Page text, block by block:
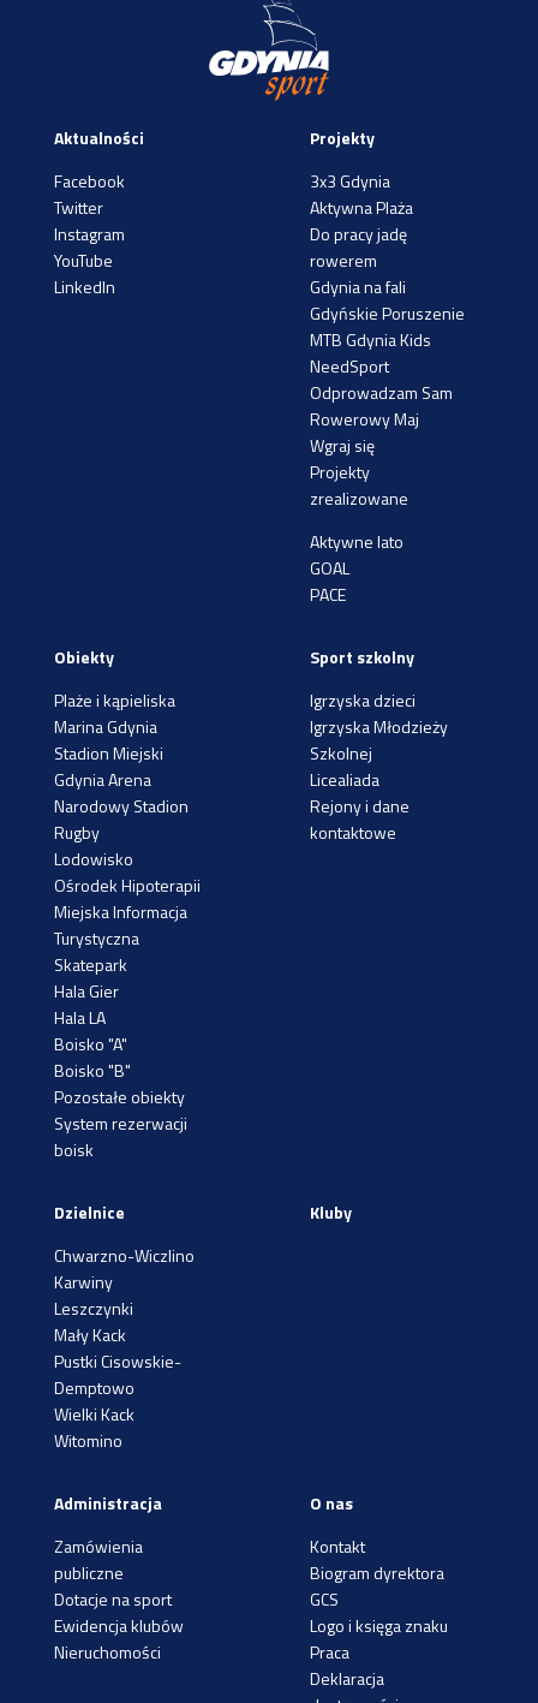
Aktualności
Facebook
Twitter
Instagram
YouTube
LinkedIn
Projekty
3x3 Gdynia
Aktywna Plaża
Do pracy jadę
rowerem
Gdynia na fali
Gdyńskie Poruszenie
MTB Gdynia Kids
NeedSport
Odprowadzam Sam
Rowerowy Maj
Wgraj się
Projekty
zrealizowane
Aktywne lato
GOAL
PACE
Obiekty
Plaże i kąpieliska
Marina Gdynia
Stadion Miejski
Gdynia Arena
Narodowy Stadion
Rugby
Lodowisko
Ośrodek Hipoterapii
Miejska Informacja
Turystyczna
Skatepark
Hala Gier
Hala LA
Boisko "A"
Boisko "B"
Pozostałe obiekty
System rezerwacji
boisk
Sport szkolny
Igrzyska dzieci
Igrzyska Młodzieży
Szkolnej
Licealiada
Rejony i dane
kontaktowe
Dzielnice
Chwarzno-Wiczlino
Karwiny
Leszczynki
Mały Kack
Pustki Cisowskie-
Demptowo
Wielki Kack
Witomino
Kluby
Administracja
Zamówienia
publiczne
Dotacje na sport
Ewidencja klubów
Nieruchomości
O nas
Kontakt
Biogram dyrektora
GCS
Logo i księga znaku
Praca
Deklaracja